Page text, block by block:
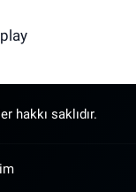
hakkı saklıdır.